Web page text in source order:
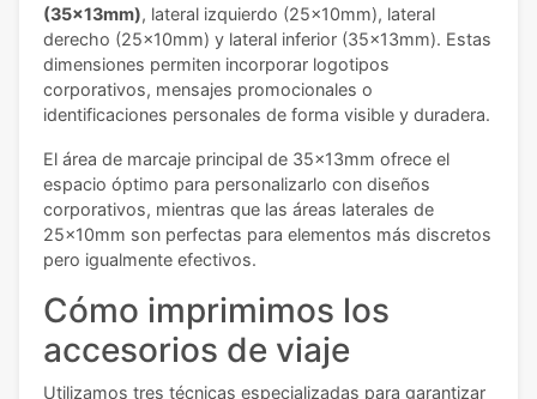
(35x13mm), lateral izquierdo (25x10mm), lateral
derecho (25x10mm) y lateral inferior (35x13mm). Estas
dimensiones permiten incorporar logotipos
corporativos, mensajes promocionales o
identificaciones personales de forma visible y duradera.
El área de marcaje principal de 35x13mm ofrece el
espacio óptimo para personalizarlo con diseños
corporativos, mientras que las áreas laterales de
25x10mm son perfectas para elementos más discretos
pero igualmente efectivos.
Cómo imprimimos los
accesorios de viaje
Utilizamos tres técnicas especializadas para garantizar